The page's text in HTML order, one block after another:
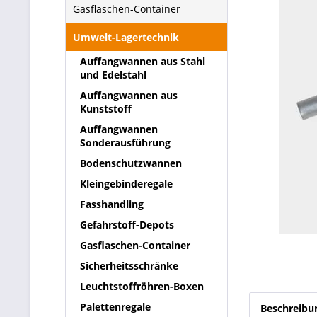
Gasflaschen-Container
Umwelt-Lagertechnik
Auffangwannen aus Stahl
und Edelstahl
Auffangwannen aus
Kunststoff
Auffangwannen
Sonderausführung
Bodenschutzwannen
Kleingebinderegale
Fasshandling
Gefahrstoff-Depots
Gasflaschen-Container
Sicherheitsschränke
Leuchtstoffröhren-Boxen
Palettenregale